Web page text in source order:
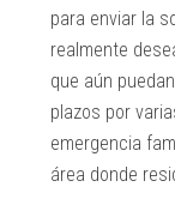
para enviar la
realmente
que aún
plazos por
emergencia
área donde